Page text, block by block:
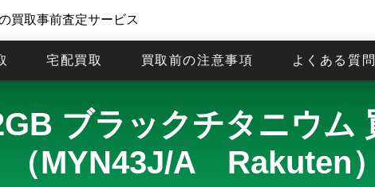
買取事前査定サービス
宅配買取 買取前の注意事項 よくある質
ブラックチタニウム
（MYN43J/A Rakuten